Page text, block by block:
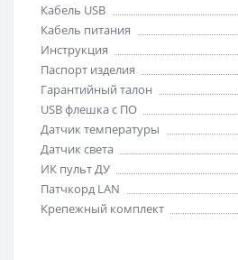
Кабель USB
Кабель питания
Инструкция
Паспорт изделия
Гарантийный талон
USB флешка с ПО
Датчик температуры
Датчик света
ИК пульт ДУ
Патчкорд LAN
Крепежный комплект